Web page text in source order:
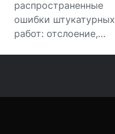
распространенные
ошибки штукатурных
работ: отслоение,